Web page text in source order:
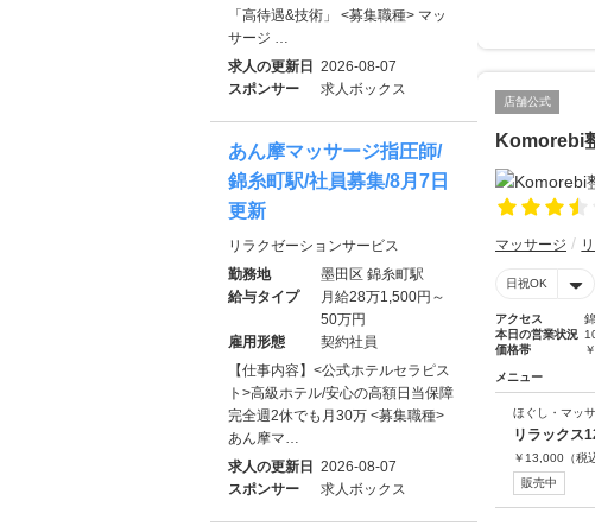
店舗公式
Komorebi
マッサージ
日祝OK
アクセス
本日の営業状況
価格帯
メニュー
ほぐし・マッ
リラックス
￥ 13,000 （税
販売中
「高待遇&技術」 <募集職種> マッ
サージ …
求人の更新日 2026-08-07
スポンサー
求人ボックス
あん摩マッサージ指圧師/
錦糸町駅/社員募集/8月7日
更新
リラクゼーションサービス
勤務地
墨田区 錦糸町駅
給与タイプ
月給28万1,500円～
50万円
雇用形態
契約社員
【仕事内容】<公式ホテルセラピス
ト>高級ホテル/安心の高額日当保障
完全週2休でも月30万 <募集職種>
あん摩マ…
求人の更新日 2026-08-07
スポンサー
求人ボックス